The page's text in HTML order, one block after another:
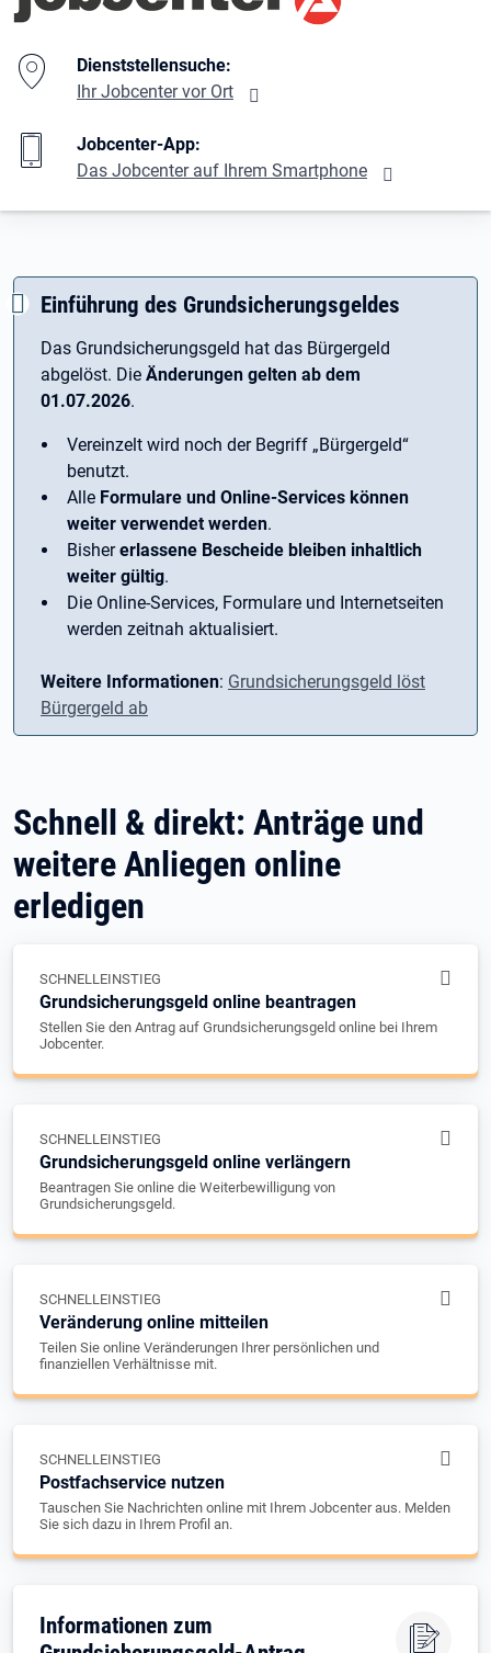
Dienststellensuche:
Ihr Jobcenter vor Ort
Jobcenter-App:
Das Jobcenter auf Ihrem Smartphone
Einführung des Grundsicherungsgeldes
Das Grundsicherungsgeld hat das Bürgergeld
abgelöst. Die Änderungen gelten ab dem
01.07.2026.
Vereinzelt wird noch der Begriff ­„Bürgergeld“
benutzt.
Alle Formulare und Online-Services können
weiter verwendet werden.
Bishererlassene Bescheide bleiben inhaltlich
weiter gültig.
Die Online-Services, Formulare und Internetseiten
werden zeitnah aktualisiert.
Weitere Informationen: Grundsicherungsgeld löst
Bürgergeld ab
Schnell & direkt: Anträge und
weitere Anliegen online
erledigen
SCHNELLEINSTIEG
Grundsicherungsgeld online beantragen
Stellen Sie den Antrag auf Grundsicherungsgeld online bei Ihrem
Jobcenter.
SCHNELLEINSTIEG
Grundsicherungsgeld online verlängern
Beantragen Sie online die Weiterbewilligung von
Grundsicherungsgeld.
SCHNELLEINSTIEG
Veränderung online mitteilen
Teilen Sie online Veränderungen Ihrer persönlichen und
finanziellen Verhältnisse mit.
SCHNELLEINSTIEG
Postfachservice nutzen
Tauschen Sie Nachrichten online mit Ihrem Jobcenter aus. Melden
Sie sich dazu in Ihrem Profil an.
Informationen zum